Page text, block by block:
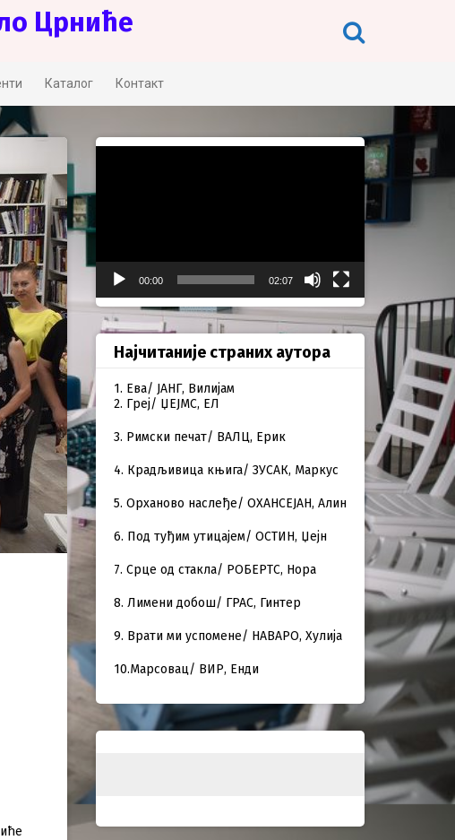
Црниће
Каталог Контакт
00:00 02:07
Најчитаније страних аутора
1. Ева/ ЈАНГ, Вилијам
2. Греј/ ЏЕЈМС, ЕЛ
3. Римски печат/ ВАЛЦ, Ерик
4. Крадљивица књига/ ЗУСАК, Маркус
5. Орханово наслеђе/ ОХАНСЕЈАН, Алин
6. Под туђим утицајем/ ОСТИН, Џејн
7. Срце од стакла/ РОБЕРТС, Нора
8. Лимени добош/ ГРАС, Гинтер
9. Врати ми успомене/ НАВАРО, Хулија
10.Марсовац/ ВИР, Енди